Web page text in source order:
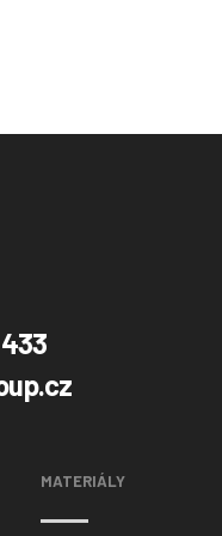
MATERIÁLY